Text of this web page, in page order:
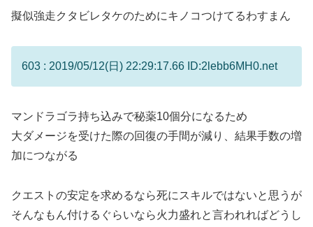
擬似強走クタビレタケのためにキノコつけてるわすまん
603 : 2019/05/12(日) 22:29:17.66 ID:2lebb6MH0.net
マンドラゴラ持ち込みで秘薬10個分になるため
大ダメージを受けた際の回復の手間が減り、結果手数の増
加につながる
クエストの安定を求めるなら死にスキルではないと思うが
そんなもん付けるぐらいなら火力盛れと言われればどうし